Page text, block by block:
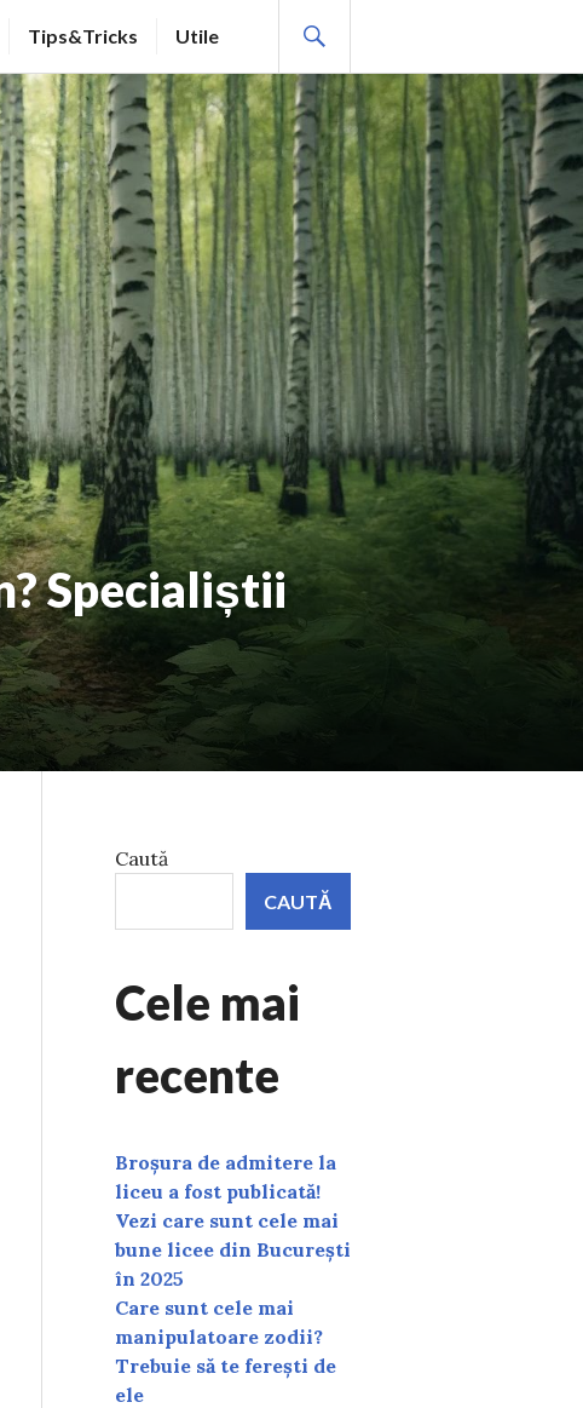
Tips&Tricks Utile
Specialiștii
Caută
CAUTĂ
Cele mai
recente
Broșura de admitere la
liceu a fost publicată!
Vezi care sunt cele mai
bune licee din București
în 2025
Care sunt cele mai
manipulatoare zodii?
Trebuie să te ferești de
ele